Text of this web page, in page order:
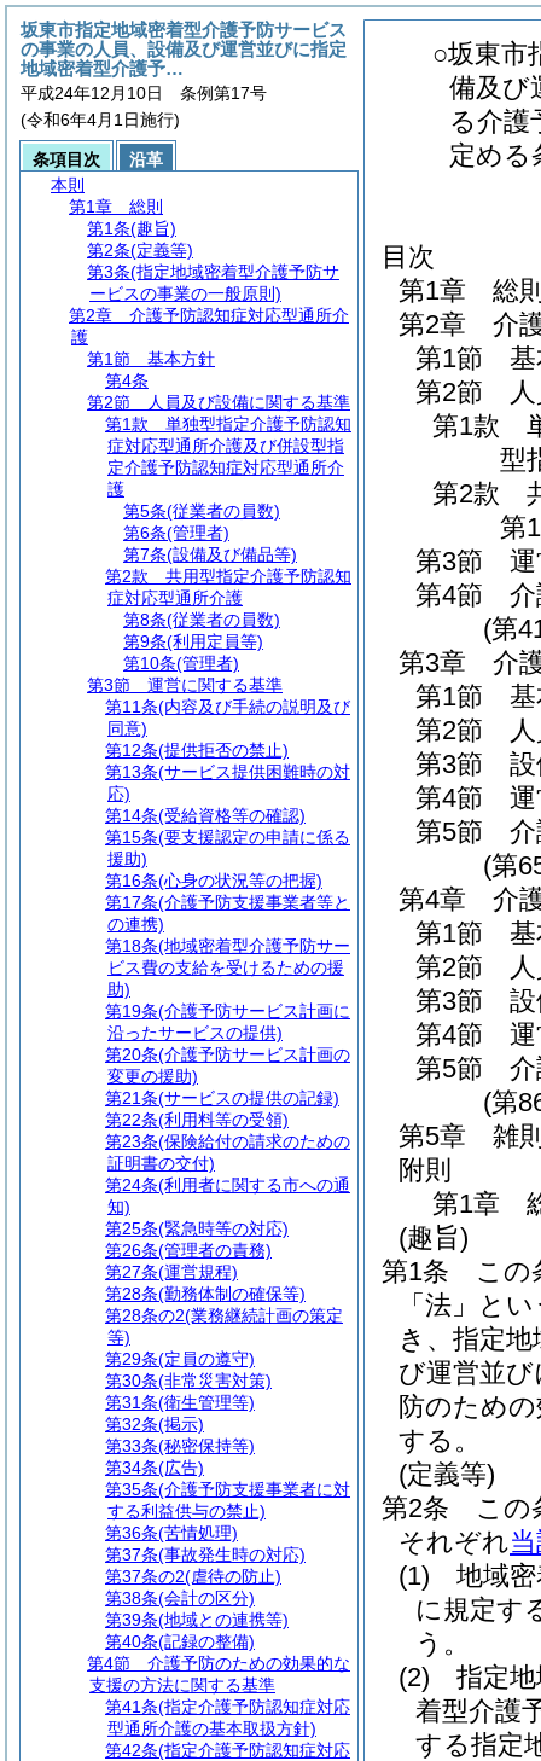
○坂東市
備及び
る介護
定める
目次
第1章
総
第2章
介
第1節
第2節
第1款
型
第2款
第
第3節
第4節
(第
第3章
介
第1節
第2節
第3節
第4節
第5節
(第
第4章
介
第1節
第2節
第3節
第4節
第5節
(第
第5章
雑
附則
第1章
(趣旨)
第1条
この
「法」と
き、指定
び運営並
防のため
する。
(定義等)
第2条
この
それぞれ
(1)
地域
に規定す
う。
(2)
指定
着型介護
する指定
坂東市指定地域密着型介護予防サービス
の事業の人員、設備及び運営並びに指定
地域密着型介護予…
平成24年12月10日 条例第17号
(令和6年4月1日施行)
条項目次
沿革
本則
第1章
総則
第1条(趣旨)
第2条(定義等)
第3条(指定地域密着型介護予防サ
ービスの事業の一般原則)
第2章
介護予防認知症対応型通所介
護
第1節
基本方針
第4条
第2節
人員及び設備に関する基準
第1款
単独型指定介護予防認知
症対応型通所介護及び併設型指
定介護予防認知症対応型通所介
護
第5条(従業者の員数)
第6条(管理者)
第7条(設備及び備品等)
第2款
共用型指定介護予防認知
症対応型通所介護
第8条(従業者の員数)
第9条(利用定員等)
第10条(管理者)
第3節
運営に関する基準
第11条(内容及び手続の説明及び
同意)
第12条(提供拒否の禁止)
第13条(サービス提供困難時の対
応)
第14条(受給資格等の確認)
第15条(要支援認定の申請に係る
援助)
第16条(心身の状況等の把握)
第17条(介護予防支援事業者等と
の連携)
第18条(地域密着型介護予防サー
ビス費の支給を受けるための援
助)
第19条(介護予防サービス計画に
沿ったサービスの提供)
第20条(介護予防サービス計画の
変更の援助)
第21条(サービスの提供の記録)
第22条(利用料等の受領)
第23条(保険給付の請求のための
証明書の交付)
第24条(利用者に関する市への通
知)
第25条(緊急時等の対応)
第26条(管理者の責務)
第27条(運営規程)
第28条(勤務体制の確保等)
第28条の2(業務継続計画の策定
等)
第29条(定員の遵守)
第30条(非常災害対策)
第31条(衛生管理等)
第32条(掲示)
第33条(秘密保持等)
第34条(広告)
第35条(介護予防支援事業者に対
する利益供与の禁止)
第36条(苦情処理)
第37条(事故発生時の対応)
第37条の2(虐待の防止)
第38条(会計の区分)
第39条(地域との連携等)
第40条(記録の整備)
第4節
介護予防のための効果的な
支援の方法に関する基準
第41条(指定介護予防認知症対応
型通所介護の基本取扱方針)
第42条(指定介護予防認知症対応